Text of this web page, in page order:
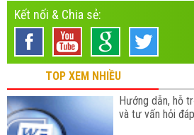
Kết nối & Chia sẻ:
TOP XEM NHIỀU
Hướng dẫn, hỗ
và tư vấn hỏi đáp